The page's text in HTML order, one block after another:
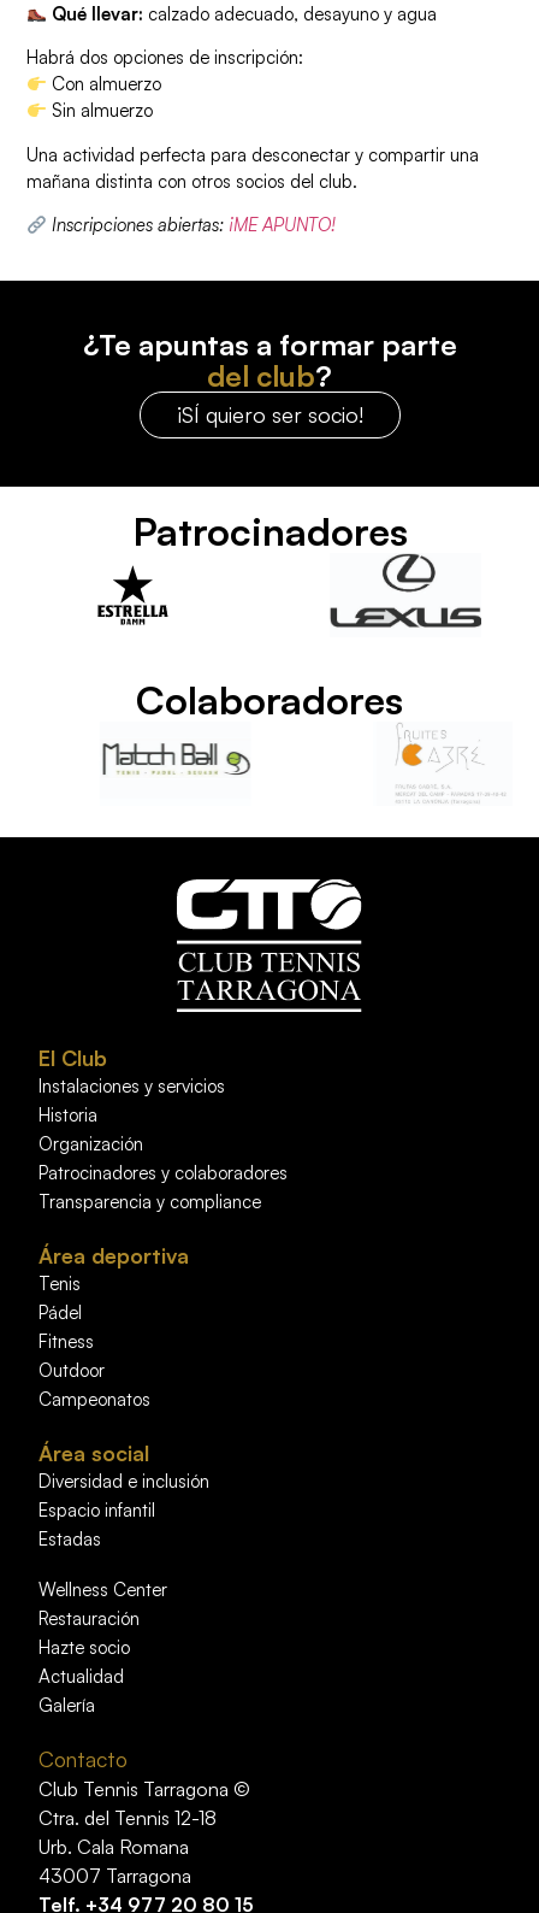
Qué llevar: calzado adecuado, desayuno y agua
Habrá dos opciones de inscripción:
Con almuerzo
Sin almuerzo
Una actividad perfecta para desconectar y compartir una
mañana distinta con otros socios del club.
Inscripciones abiertas: ¡ME APUNTO!
¿Te apuntas a formar parte
del club?
¡SÍ quiero ser socio!
Patrocinadores
Colaboradores
El Club
Instalaciones y servicios
Historia
Organización
Patrocinadores y colaboradores
Transparencia y compliance
Área deportiva
Tenis
Pádel
Fitness
Outdoor
Campeonatos
Área social
Diversidad e inclusión
Espacio infantil
Estadas
Wellness Center
Restauración
Hazte socio
Actualidad
Galería
Contacto
Club Tennis Tarragona ©
Ctra. del Tennis 12-18
Urb. Cala Romana
43007 Tarragona
Telf. +34 977 20 80 15